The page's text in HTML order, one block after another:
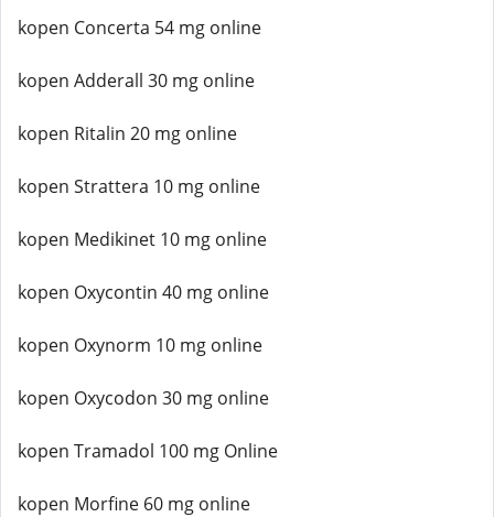
kopen Concerta 54 mg online
kopen Adderall 30 mg online
kopen Ritalin 20 mg online
kopen Strattera 10 mg online
kopen Medikinet 10 mg online
kopen Oxycontin 40 mg online
kopen Oxynorm 10 mg online
kopen Oxycodon 30 mg online
kopen Tramadol 100 mg Online
kopen Morfine 60 mg online